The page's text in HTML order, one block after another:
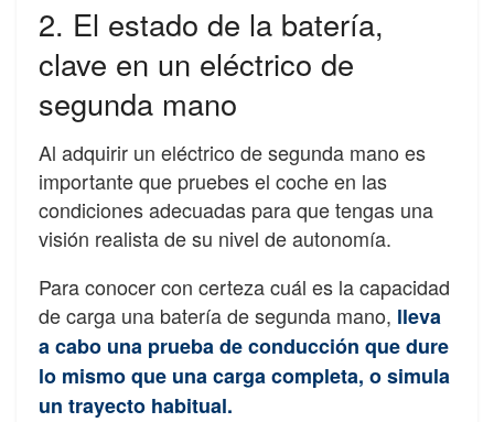
2. El estado de la batería,
clave en un eléctrico de
segunda mano
Al adquirir un eléctrico de segunda mano es
importante que pruebes el coche en las
condiciones adecuadas para que tengas una
visión realista de su nivel de autonomía.
Para conocer con certeza cuál es la capacidad
de carga una batería de segunda mano, lleva
a cabo una prueba de conducción que dure
lo mismo que una carga completa, o simula
un trayecto habitual.